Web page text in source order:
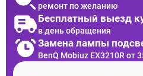
ремонт по желанию
Бесплатный выезд
в день обращения
Замена лампы
BenQ Mobiuz EX3210R от